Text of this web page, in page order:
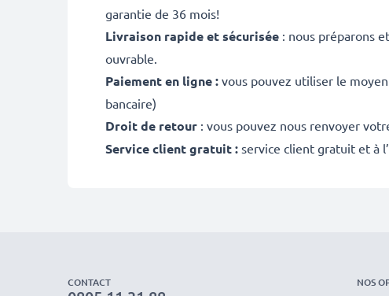
garantie de 36 mois!
Livraison rapide et sécurisée : nous préparons
ouvrable.
Paiement en ligne : vous pouvez utiliser le
bancaire)
Droit de retour : vous pouvez nous renvoyer
Service client gratuit : service client gratuit et à
CONTACT NOS